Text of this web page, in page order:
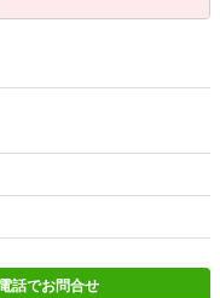
話でお問合せ